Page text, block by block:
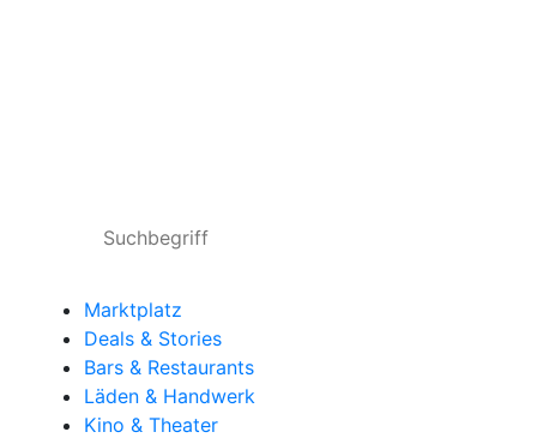
Marktplatz
Deals & Stories
Bars & Restaurants
Läden & Handwerk
Kino & Theater